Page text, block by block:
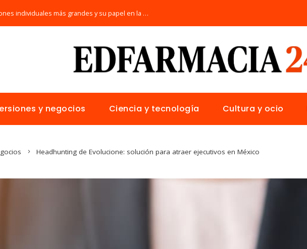
Las 15 donaciones individuales más grandes y su papel en la solución de crisis globales
y negocios Ciencia y tecnología Cultura y ocio
Headhunting de Evolucione: solución para atraer ejecutivos en México